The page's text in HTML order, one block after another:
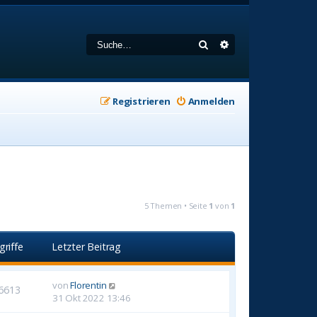
Suche
Anmelden
Registrieren
5 Themen • Seite 1 von 1
Letzter Beitrag
vonFlorentin
31 Okt 2022 13:46